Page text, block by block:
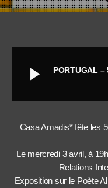
play_arrow PORTUGAL –
Casa Amadis* fête les
Le mercredi 3 avril, à
Relations
Exposition sur le Poète